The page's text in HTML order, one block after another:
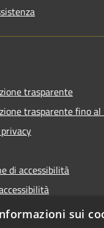
trasparente
trasparente fino
di accessibilità
sui